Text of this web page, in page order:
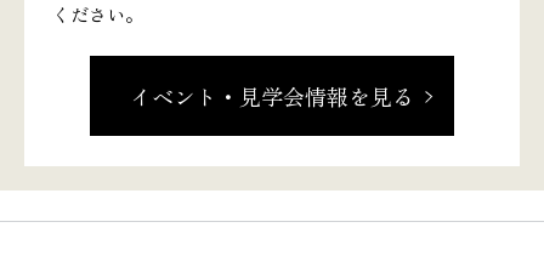
ください。
イベント・見学会情報を見る